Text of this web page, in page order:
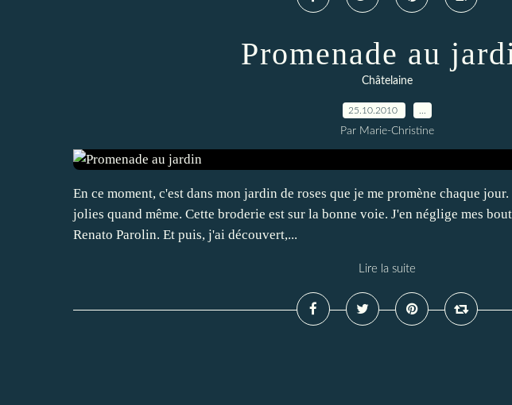
Promenade au
Châtelaine
25.10.2010
Par Marie-Christine
En ce moment, c'est dans mon jardin de roses que je me promène chaque
jolies quand même. Cette broderie est sur la bonne voie. J'en néglige mes
Renato Parolin. Et puis, j'ai découvert,...
Lire la suite